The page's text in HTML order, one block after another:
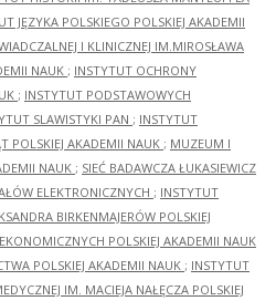
JĘZYKA POLSKIEGO POLSKIEJ AKADEMII
I KLINICZNEJ IM.MIROSŁAWA
NAUK ; INSTYTUT OCHRONY
; INSTYTUT PODSTAWOWYCH
SLAWISTYKI PAN ; INSTYTUT
POLSKIEJ AKADEMII NAUK ; MUZEUM I
NAUK ; SIEĆ BADAWCZA ŁUKASIEWICZ
ELEKTRONICZNYCH ; INSTYTUT
BIRKENMAJERÓW POLSKIEJ
POLSKIEJ AKADEMII NAUK
POLSKIEJ AKADEMII NAUK ; INSTYTUT
IM. MACIEJA NAŁĘCZA POLSKIEJ